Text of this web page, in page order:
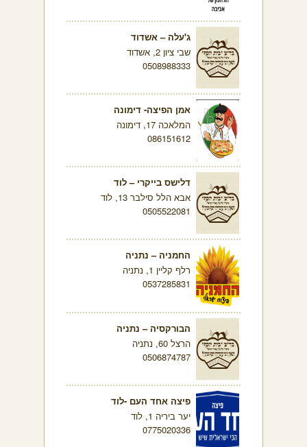
ג'עלה – אשדוד
שבי ציון 2, אשדוד
0508988333
אמן הפיצה- דימונה
המלאכה 17, דימונה
086151612
דלישס בייקרי – לוד
אבא הלל סילבר 13, לוד
0505522081
החמניה – נתניה
רלף קליין 1, נתניה
0537285831
הבורקסיה – נתניה
הרצל 60, נתניה
0506874787
פיצה אחד העם -לוד
יער ביריה 1, לוד
0775020336